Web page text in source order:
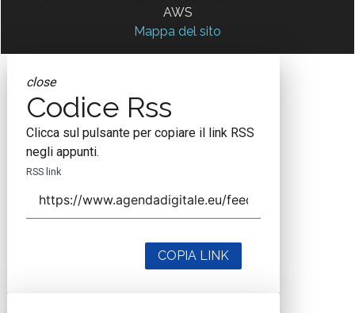
AWS
Mappa del sito
close
Codice Rss
Clicca sul pulsante per copiare il link RSS
negli appunti.
RSS link
COPIA LINK